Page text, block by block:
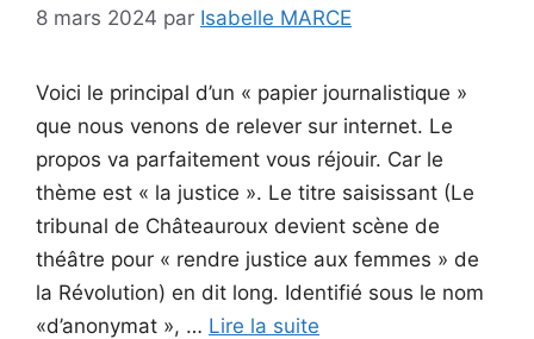
8 mars 2024 par Isabelle MARCE
Voici le principal d’un « papier journalistique »
que nous venons de relever sur internet. Le
propos va parfaitement vous réjouir. Car le
thème est « la justice ». Le titre saisissant (Le
tribunal de Châteauroux devient scène de
théâtre pour « rendre justice aux femmes » de
la Révolution) en dit long. Identifié sous le nom
«d’anonymat », … Lire la suite